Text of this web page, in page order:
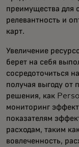
преимущества для
релевантность и
карт.
Увеличение
берет на себя
сосредоточиться
получая выгоду от
решения, как
мониторинг
показателям
расходам, таким
вовлеченность,